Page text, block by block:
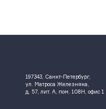
197343, Санкт-Петербург,
ул. Матроса Железняка,
д. 57, лит. А, пом. 108Н, офис 1